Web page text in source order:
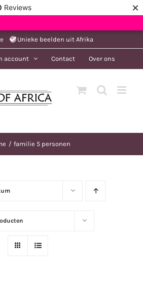
Reviews ×
Unieke beelden uit Afrika
account Contact Over ons
familie 5 personen